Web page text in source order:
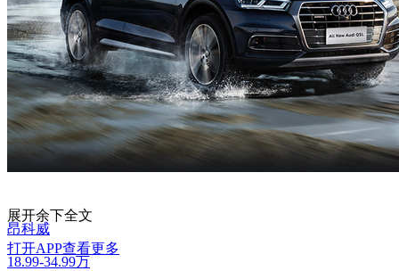
昂科威
18.99-34.99万
展开余下全文
打开APP查看更多